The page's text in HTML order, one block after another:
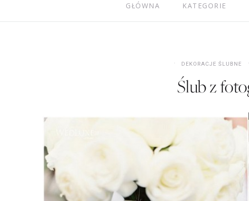
GŁÓWNA KATEGORIE
DEKORACJE ŚLUBNE
Ślub z